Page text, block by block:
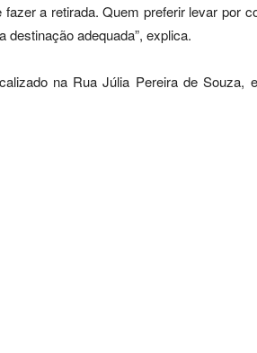
a retirada. Quem preferir levar por
destinação adequada”, explica.
na Rua Júlia Pereira de